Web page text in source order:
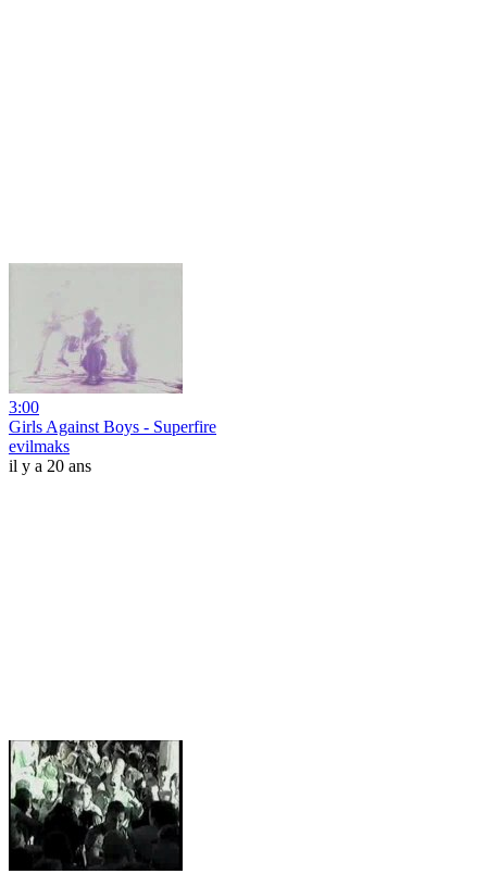
3:00
Girls Against Boys - Superfire
evilmaks
il y a 20 ans